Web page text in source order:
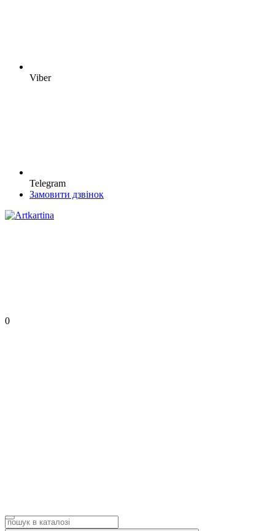
Viber
Telegram
Замовити дзвінок
0